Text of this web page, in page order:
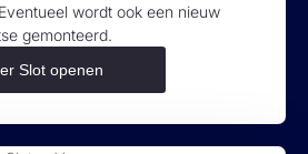
wordt ook een nieuw
gemonteerd.
Slot openen